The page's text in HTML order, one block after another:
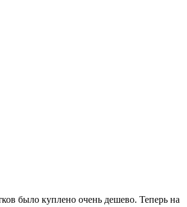
было куплено очень дешево. Теперь на